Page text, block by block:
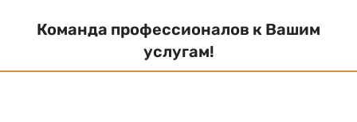
Команда профессионалов к Вашим
услугам!